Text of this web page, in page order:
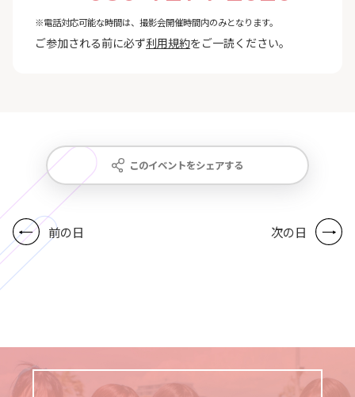
※電話対応可能な時間は、撮影会開催時間内のみとなります。
ご参加される前に必ず利用規約をご一読ください。
このイベントをシェアする
前の日 次の日